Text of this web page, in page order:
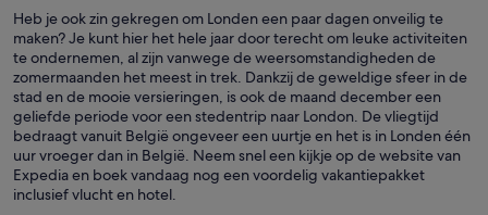
Heb je ook zin gekregen om Londen een paar dagen onveilig te
maken? Je kunt hier het hele jaar door terecht om leuke activiteiten
te ondernemen, al zijn vanwege de weersomstandigheden de
zomermaanden het meest in trek. Dankzij de geweldige sfeer in de
stad en de mooie versieringen, is ook de maand december een
geliefde periode voor een stedentrip naar London. De vliegtijd
bedraagt vanuit België ongeveer een uurtje en het is in Londen één
uur vroeger dan in België. Neem snel een kijkje op de website van
Expedia en boek vandaag nog een voordelig vakantiepakket
inclusief vlucht en hotel.